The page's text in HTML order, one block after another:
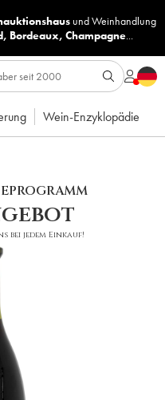
undWeinhandlung
, Bordeaux, Champagne...
Wein-Enzyklopädie
bei jedem Einkauf!